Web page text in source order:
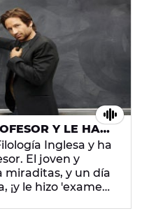
Y LE HA
Inglesa y ha
El joven y
miraditas, y un día
¡y le hizo 'examen